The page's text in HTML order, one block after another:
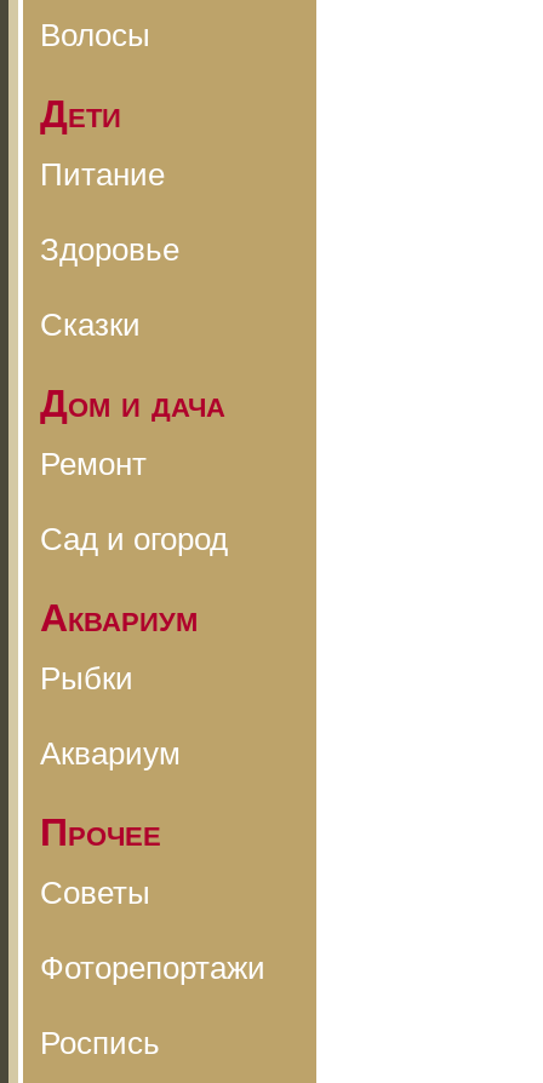
Волосы
Дети
Питание
Здоровье
Сказки
Дом и дача
Ремонт
Сад и огород
Аквариум
Рыбки
Аквариум
Прочее
Советы
Фоторепортажи
Роспись